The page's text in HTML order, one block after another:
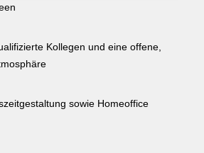
Kollegen und eine offene,
sowie Homeoffice